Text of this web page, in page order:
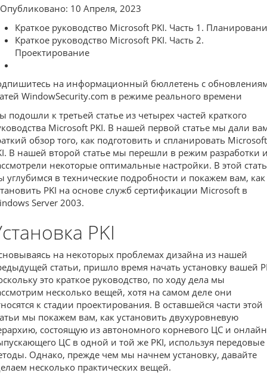
Опубликовано: 10 Апреля, 2023
Краткое руководство Microsoft PKI. Часть 1.
Краткое руководство Microsoft PKI. Часть 2.
Проектирование
на информационный бюллетень с
WindowSecurity.com в режиме реального времени
подошли к третьей статье из четырех частей краткого
Microsoft PKI. В нашей первой статье мы дали
обзор того, как подготовить и спланировать Microsoft
В нашей второй статье мы перешли в режим разработки
некоторые оптимальные настройки. В этой
углубимся в технические подробности и покажем вам, как
PKI на основе служб сертификации Microsoft в
Server 2003.
PKI
на некоторых проблемах дизайна из нашей
статьи, пришло время начать установку вашей
это краткое руководство, по ходу дела мы
несколько вещей, хотя на самом деле они
к стадии проектирования. В оставшейся части этой
мы покажем вам, как установить двухуровневую
состоящую из автономного корневого ЦС и
ЦС в одной и той же PKI, используя передовые
Однако, прежде чем мы начнем установку, давайте
несколько практических вещей.